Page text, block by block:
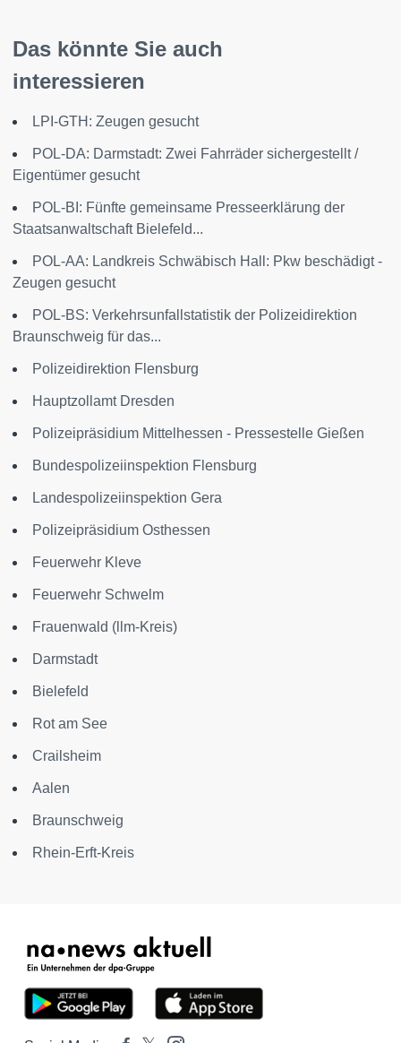
Das könnte Sie auch
interessieren
LPI-GTH: Zeugen gesucht
POL-DA: Darmstadt: Zwei Fahrräder sichergestellt /
Eigentümer gesucht
POL-BI: Fünfte gemeinsame Presseerklärung der
Staatsanwaltschaft Bielefeld...
POL-AA: Landkreis Schwäbisch Hall: Pkw beschädigt -
Zeugen gesucht
POL-BS: Verkehrsunfallstatistik der Polizeidirektion
Braunschweig für das...
Polizeidirektion Flensburg
Hauptzollamt Dresden
Polizeipräsidium Mittelhessen - Pressestelle Gießen
Bundespolizeiinspektion Flensburg
Landespolizeiinspektion Gera
Polizeipräsidium Osthessen
Feuerwehr Kleve
Feuerwehr Schwelm
Frauenwald (llm-Kreis)
Darmstadt
Bielefeld
Rot am See
Crailsheim
Aalen
Braunschweig
Rhein-Erft-Kreis